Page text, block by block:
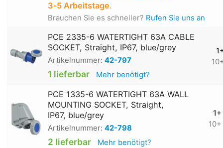
3‑5 Arbeitstage.
Brauchen Sie es schneller? Rufen Sie uns an
PCE 2335-6 WATERTIGHT 63A CABLE
SOCKET, Straight, IP67, blue/grey
Artikelnummer: 42-797
1 lieferbar Mehr benötigt?
PCE 1335-6 WATERTIGHT 63A WALL
MOUNTING SOCKET, Straight,
IP67, blue/grey
Artikelnummer: 42-798
2 lieferbar Mehr benötigt?
1+
10+